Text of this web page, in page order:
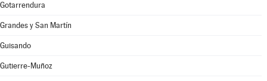
Gotarrendura
Grandes y San Martín
Guisando
Gutierre-Muñoz